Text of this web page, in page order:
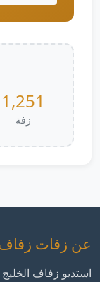
1,251
زفة
عن زفات زفاف
استديو زفاف